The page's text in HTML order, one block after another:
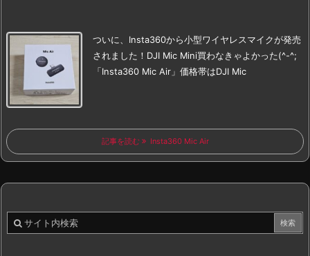
ついに、Insta360から小型ワイヤレスマイクが発売
されました！ DJI Mic Mini買わなきゃよかった(^-^;
「Insta360 Mic Air」 価格帯はDJI Mic
記事を読む Insta360 Mic Air